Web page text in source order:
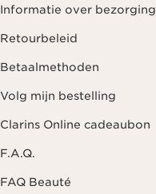
Informatie over bezorging
Retourbeleid
Betaalmethoden
Volg mijn bestelling
Clarins Online cadeaubon
F.A.Q.
FAQ Beauté